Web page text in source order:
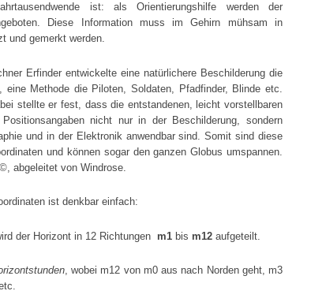
ist: als Orientierungshilfe werden der
Diese Information muss im Gehirn mühsam in
und gemerkt werden.
Erfinder entwickelte eine natürlichere Beschilderung die
eine Methode die Piloten, Soldaten, Pfadfinder, Blinde etc.
stellte er fest, dass die entstandenen, leicht vorstellbaren
nicht nur in der Beschilderung, sondern
und in der Elektronik anwendbar sind. Somit sind diese
und können sogar den ganzen Globus umspannen.
abgeleitet von Windrose.
ist denkbar einfach:
der Horizont in 12 Richtungen m1 bis m12 aufgeteilt.
, wobei m12 von m0 aus nach Norden geht, m3